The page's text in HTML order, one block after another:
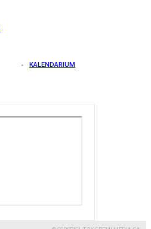
KALENDARIUM